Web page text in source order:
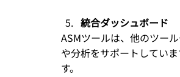
統合ダッシュボード
ASMツールは、他のツー
や分析をサポートしてい
す。